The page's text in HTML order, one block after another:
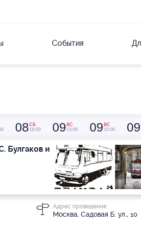
События
08 СБ
19:00
09 ВС
13:00
09 ВС
15:00
09
Булгаков и
Адрес проведения:
Москва, Садовая Б. ул., 10